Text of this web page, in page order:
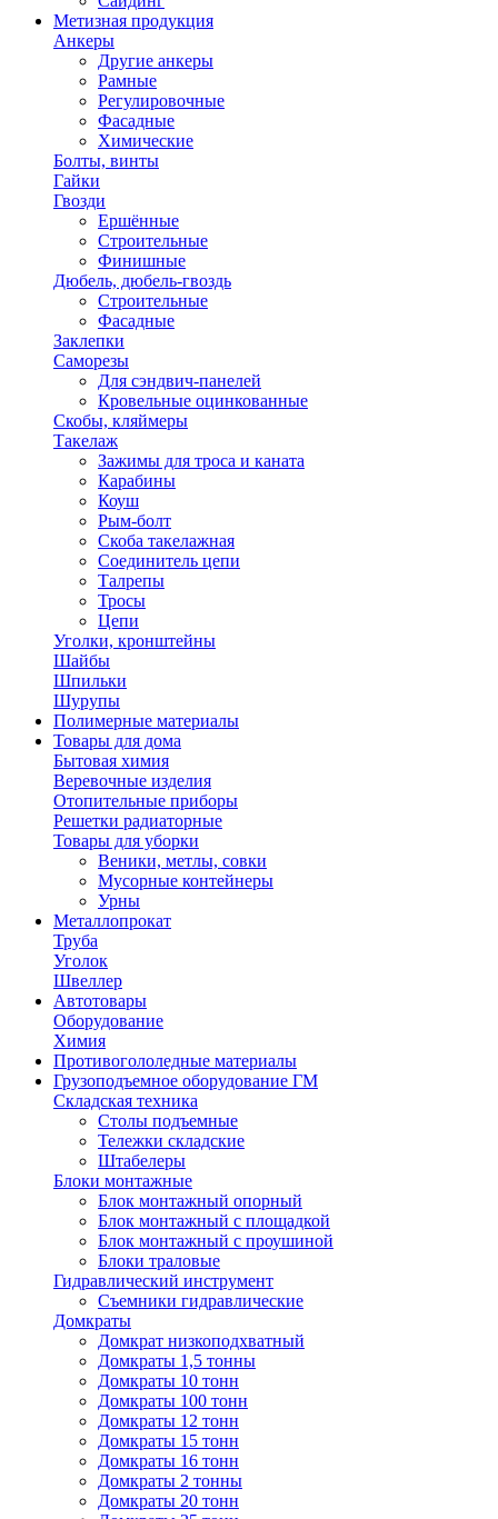
Метизная продукция
Анкеры
Другие анкеры
Рамные
Регулировочные
Фасадные
Химические
Болты, винты
Гайки
Гвозди
Ершённые
Строительные
Финишные
Дюбель, дюбель-гвоздь
Строительные
Фасадные
Заклепки
Саморезы
Для сэндвич-панелей
Кровельные оцинкованные
Скобы, кляймеры
Такелаж
Зажимы для троса и каната
Карабины
Коуш
Рым-болт
Скоба такелажная
Соединитель цепи
Талрепы
Тросы
Цепи
Уголки, кронштейны
Шайбы
Шпильки
Шурупы
Полимерные материалы
Товары для дома
Бытовая химия
Веревочные изделия
Отопительные приборы
Решетки радиаторные
Товары для уборки
Веники, метлы, совки
Мусорные контейнеры
Урны
Металлопрокат
Труба
Уголок
Швеллер
Автотовары
Оборудование
Химия
Противогололедные материалы
Грузоподъемное оборудование ГМ
Складская техника
Столы подъемные
Тележки складские
Штабелеры
Блоки монтажные
Блок монтажный опорный
Блок монтажный с площадкой
Блок монтажный с проушиной
Блоки траловые
Гидравлический инструмент
Съемники гидравлические
Домкраты
Домкрат низкоподхватный
Домкраты 1,5 тонны
Домкраты 10 тонн
Домкраты 100 тонн
Домкраты 12 тонн
Домкраты 15 тонн
Домкраты 16 тонн
Домкраты 2 тонны
Домкраты 20 тонн